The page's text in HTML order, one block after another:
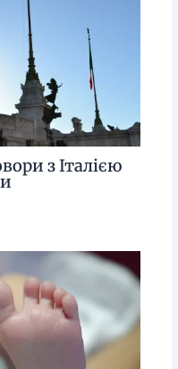
з Італією